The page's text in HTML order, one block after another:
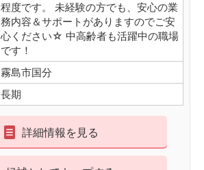
程度です。 未経験の方でも、安心の業
務内容＆サポートがありますのでご安
心ください☆ 中高齢者も活躍中の職場
です！
霧島市国分
長期
詳細情報を見る